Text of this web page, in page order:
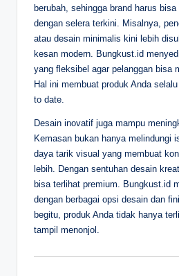
berubah, sehingga brand harus
dengan selera terkini. Misalnya,
atau desain minimalis kini lebih
kesan modern. Bungkust.id
yang fleksibel agar pelanggan bisa
Hal ini membuat produk Anda
to date.
Desain inovatif juga mampu
Kemasan bukan hanya melindungi
daya tarik visual yang membuat
lebih. Dengan sentuhan desain
bisa terlihat premium. Bungkust.id
dengan berbagai opsi desain dan
begitu, produk Anda tidak hanya
tampil menonjol.